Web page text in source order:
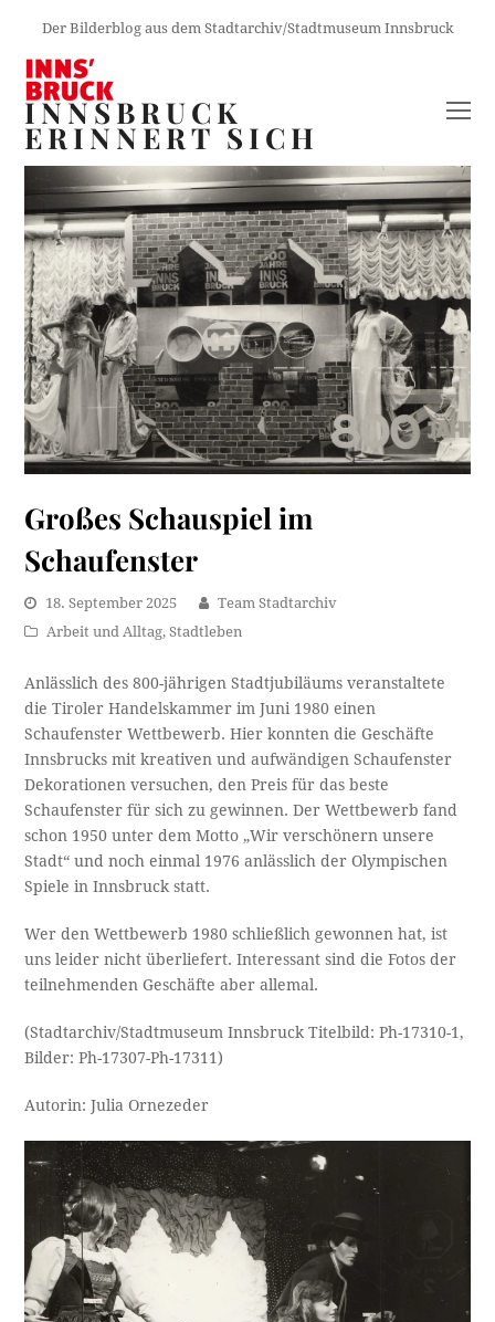
Der Bilderblog aus dem Stadtarchiv/Stadtmuseum Innsbruck
INNSBRUCK
ERINNERT SICH
Großes Schauspiel im
Schaufenster
18. September 2025
Team Stadtarchiv
Arbeit und Alltag,Stadtleben
Anlässlich des 800-jährigen Stadtjubiläums veranstaltete
die Tiroler Handelskammer im Juni 1980 einen
Schaufenster Wettbewerb. Hier konnten die Geschäfte
Innsbrucks mit kreativen und aufwändigen Schaufenster
Dekorationen versuchen, den Preis für das beste
Schaufenster für sich zu gewinnen. Der Wettbewerb fand
schon 1950 unter dem Motto „Wir verschönern unsere
Stadt“ und noch einmal 1976 anlässlich der Olympischen
Spiele in Innsbruck statt.
Wer den Wettbewerb 1980 schließlich gewonnen hat, ist
uns leider nicht überliefert. Interessant sind die Fotos der
teilnehmenden Geschäfte aber allemal.
(Stadtarchiv/Stadtmuseum Innsbruck Titelbild: Ph-17310-1,
Bilder: Ph-17307-Ph-17311)
Autorin: Julia Ornezeder